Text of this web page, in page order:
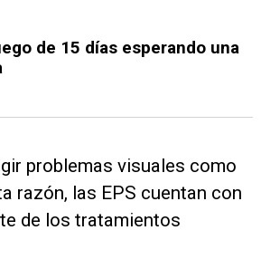
de 15 días esperando una
problemas visuales como
razón, las EPS cuentan con
de los tratamientos